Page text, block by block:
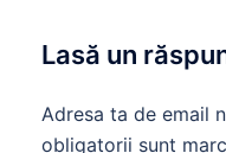
Lasă un
Adresa ta de email
obligatorii sunt